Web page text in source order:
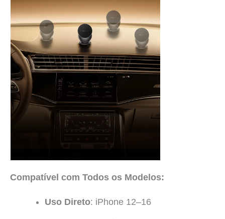
Compatível com Todos os Modelos:
Uso Direto: iPhone 12–16